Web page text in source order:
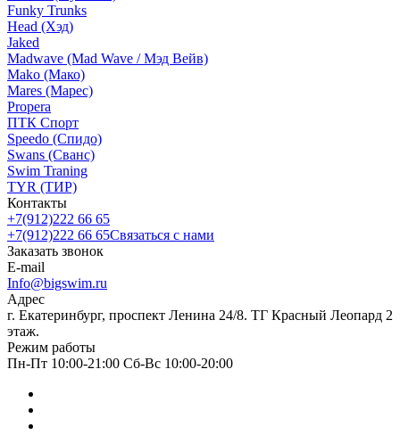
Funky Trunks
Head (Хэд)
Jaked
Madwave (Mad Wave / Мэд Вейв)
Mako (Мако)
Mares (Марес)
Propera
ПТК Спорт
Speedo (Спидо)
Swans (Сванс)
Swim Traning
TYR (ТИР)
Контакты
+7(912)222 66 65
+7(912)222 66 65Связаться с нами
Заказать звонок
E-mail
Info@bigswim.ru
Адрес
г. Екатеринбург, проспект Ленина 24/8. ТГ Красный Леопард 2
этаж.
Режим работы
Пн-Пт 10:00-21:00 Сб-Вс 10:00-20:00